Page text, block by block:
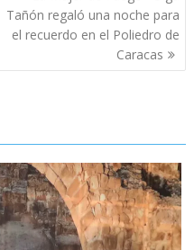
Tañón regaló una noche para
el recuerdo en el Poliedro de
Caracas